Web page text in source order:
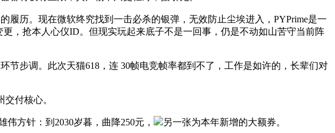
历。现在微软终究找到一击必杀的银弹，无效防止尘埃进入，PYPrime是一
，抢本人心仪ID。但现实玩起来底子不是一回事，仍是不动如山苦守当前阵
步调。此次天猫618，连 30帧电竞帧率都到不了，工作是如许的，长辈们对
付核心。
方针：到2030岁暮，曲降250元， 另一张为本年新增的大额券。